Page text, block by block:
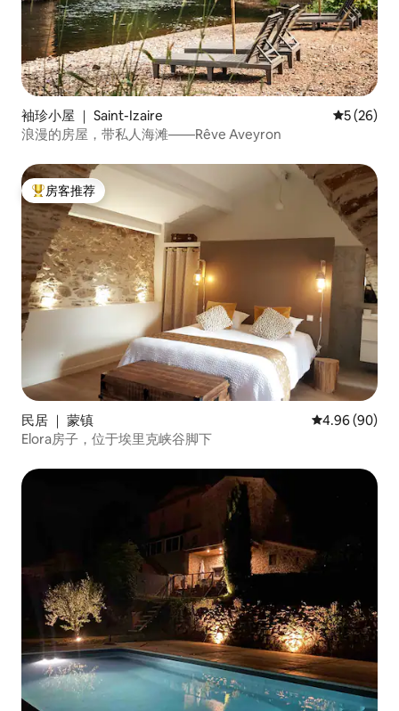
袖珍小屋 ｜ Saint-Izaire 平均评分
5 (26)
浪漫的房屋，带私人海滩——Rêve Aveyron
热门「房客推荐」
房客推荐
民居 ｜ 蒙镇 平均评分 4.96
4.96 (90)
Elora房子，位于埃里克峡谷脚下